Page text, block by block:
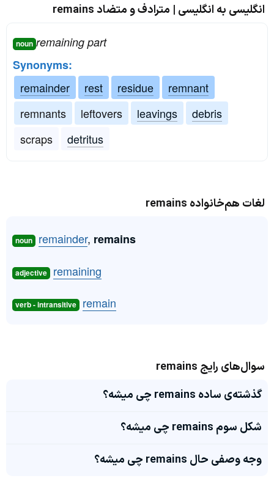
انگلیسی به انگلیسی | مترادف و متضاد remains
noun remaining part
Synonyms:
remainder
rest residue
remnant
remnants
leftovers leavings
debris
scraps
detritus
لغات هم‌خانواده remains
noun remainder, remains
adjective remaining
verb - intransitive remain
سوال‌های رایج remains
گذشته‌ی ساده remains چی میشه؟
شکل سوم remains چی میشه؟
وجه وصفی حال remains چی میشه؟